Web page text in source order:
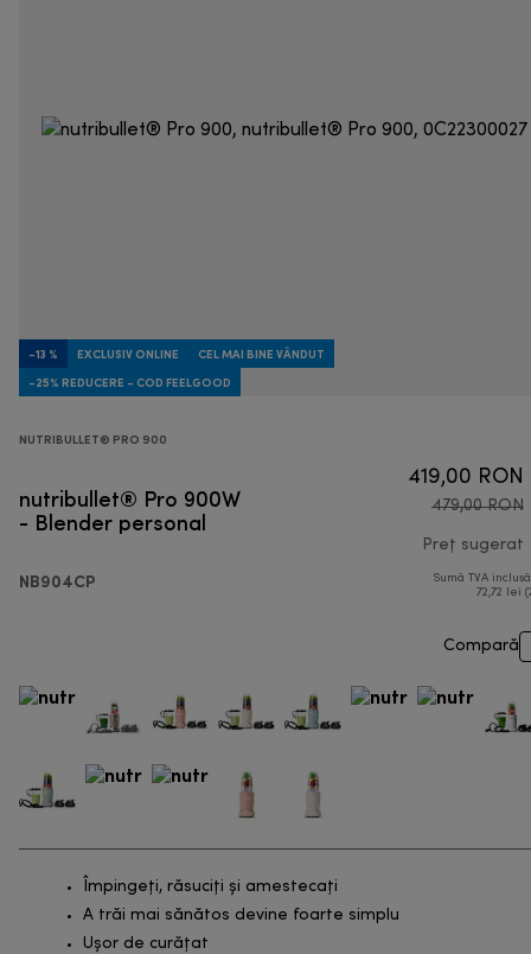
-13 % EXCLUSIV ONLINE
CEL MAI BINE VÂNDUT
-25% REDUCERE - COD FEELGOOD
NUTRIBULLET® PRO 900
nutribullet® Pro 900W
- Blender personal
NB904CP
419,00 RON
479,00 RON
Preț sugerat
Sumă TVA
72,72 lei
Compară
Împingeți, răsuciți și amestecați
A trăi mai sănătos devine foarte simplu
Ușor de curățat